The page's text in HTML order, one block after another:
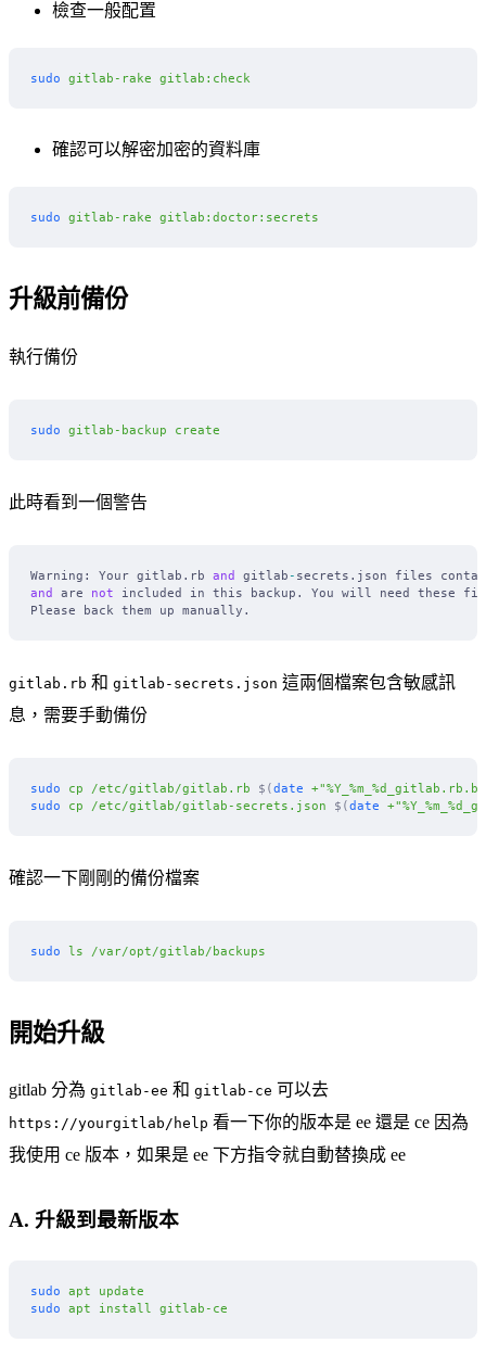
檢查一般配置
sudo gitlab-rake gitlab:check
確認可以解密加密的資料庫
sudo gitlab-rake gitlab:doctor:secrets
升級前備份
執行備份
sudo gitlab-backup create
此時看到一個警告
Warning: Your gitlab.rb and gitlab - secrets.json files
and are not included in this backup. You will need these
Please back them up manually.
gitlab.rb 和 gitlab-secrets.json 這兩個檔案包含敏感訊
息，需要手動備份
sudo cp /etc/gitlab/gitlab.rb $(date
sudo cp /etc/gitlab/gitlab-secrets.json $(date
確認一下剛剛的備份檔案
sudo ls /var/opt/gitlab/backups
開始升級
gitlab 分為 gitlab-ee 和 gitlab-ce 可以去
https://yourgitlab/help 看一下你的版本是 ee 還是 ce 因為
我使用 ce 版本，如果是 ee 下方指令就自動替換成 ee
A. 升級到最新版本
sudo apt update
sudo apt install gitlab-ce